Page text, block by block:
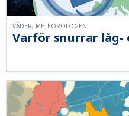
Varför snurrar låg-
VÄDER, METEOROLOGEN